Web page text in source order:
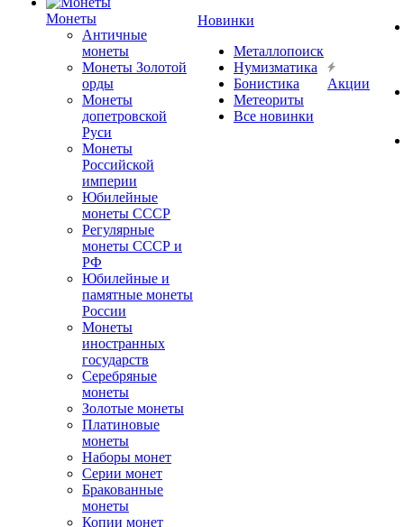
Монеты
Античные
монеты
Монеты Золотой
орды
Монеты
допетровской
Руси
Монеты
Российской
империи
Юбилейные
монеты СССР
Регулярные
монеты СССР и
РФ
Юбилейные и
памятные монеты
России
Монеты
иностранных
государств
Серебряные
монеты
Золотые монеты
Платиновые
монеты
Наборы монет
Серии монет
Бракованные
монеты
Копии монет
Новинки
Металлопоиск
Нумизматика
Бонистика
Метеориты
Все новинки
Акции